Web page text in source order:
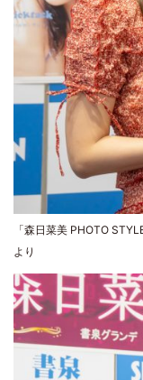
「森日菜美 PHOTO
より